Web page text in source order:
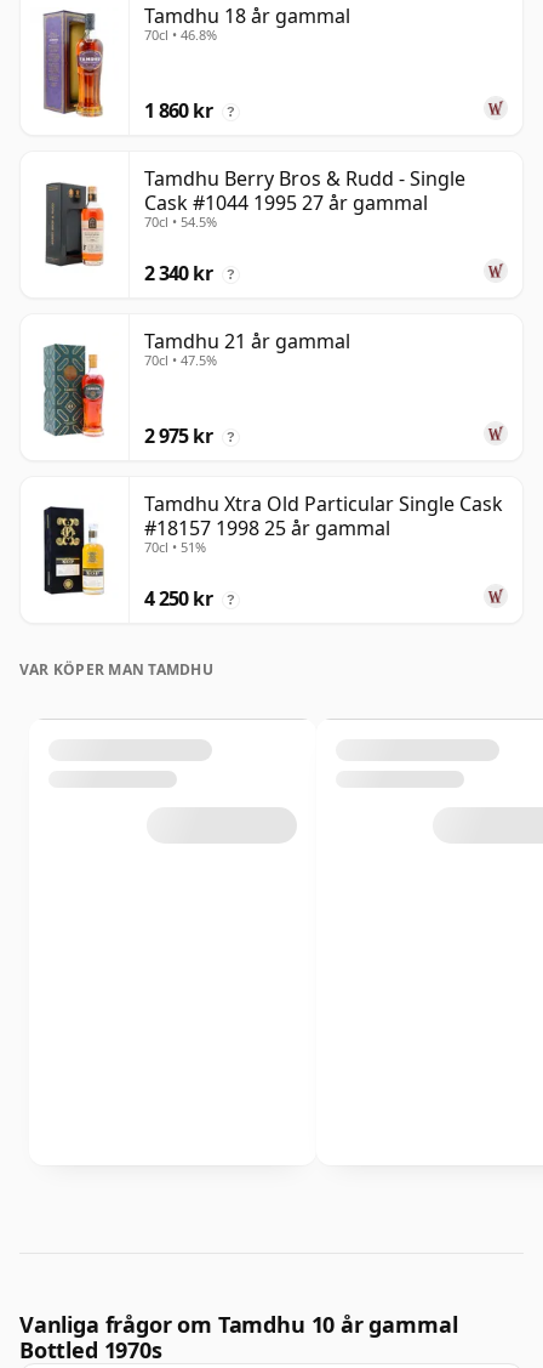
Tamdhu 18 år gammal
70cl • 46.8%
1 860 kr ?
Tamdhu Berry Bros & Rudd - Single
Cask #1044 1995 27 år gammal
70cl • 54.5%
2 340 kr ?
Tamdhu 21 år gammal
70cl • 47.5%
2 975 kr ?
Tamdhu Xtra Old Particular Single Cask
#18157 1998 25 år gammal
70cl • 51%
4 250 kr ?
VAR KÖPER MAN TAMDHU
Vanliga frågor om Tamdhu 10 år gammal
Bottled 1970s